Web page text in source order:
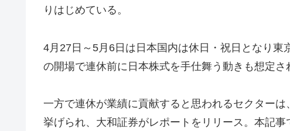
りはじめている。
4月27日～5月6日は日本国内は休日・祝日となり東
の開場で連休前に日本株式を手仕舞う動きも想定さ
一方で連休が業績に貢献すると思われるセクター
挙げられ、大和証券がレポートをリリース。本記